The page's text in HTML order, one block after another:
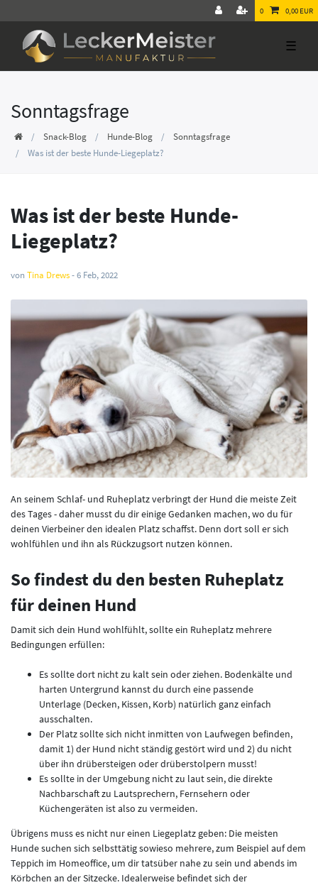
0 0,00 EUR
☰
Sonntagsfrage
Snack-Blog Hunde-Blog
Sonntagsfrage
Was ist der beste Hunde-Liegeplatz?
Was ist der beste Hunde-
Liegeplatz?
von Tina Drews-6 Feb, 2022
An seinem Schlaf- und Ruheplatz verbringt der Hund die meiste Zeit
des Tages - daher musst du dir einige Gedanken machen, wo du für
deinen Vierbeiner den idealen Platz schaffst. Denn dort soll er sich
wohlfühlen und ihn als Rückzugsort nutzen können.
So findest du den besten Ruheplatz
für deinen Hund
Damit sich dein Hund wohlfühlt, sollte ein Ruheplatz mehrere
Bedingungen erfüllen:
Es sollte dort nicht zu kalt sein oder ziehen. Bodenkälte und
harten Untergrund kannst du durch eine passende
Unterlage (Decken, Kissen, Korb) natürlich ganz einfach
ausschalten.
Der Platz sollte sich nicht inmitten von Laufwegen befinden,
damit 1) der Hund nicht ständig gestört wird und 2) du nicht
über ihn drübersteigen oder drüberstolpern musst!
Es sollte in der Umgebung nicht zu laut sein, die direkte
Nachbarschaft zu Lautsprechern, Fernsehern oder
Küchengeräten ist also zu vermeiden.
Übrigens muss es nicht nur einen Liegeplatz geben: Die meisten
Hunde suchen sich selbsttätig sowieso mehrere, zum Beispiel auf dem
Teppich im Homeoffice, um dir tatsüber nahe zu sein und abends im
Körbchen an der Sitzecke. Idealerweise befindet sich der